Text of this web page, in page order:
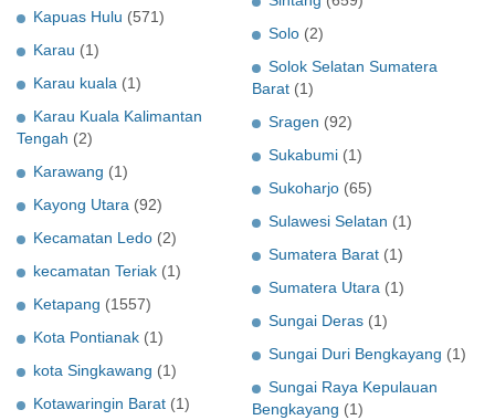
Kapuas Hulu (571)
Karau (1)
Karau kuala (1)
Karau Kuala Kalimantan
Tengah (2)
Karawang (1)
Kayong Utara (92)
Kecamatan Ledo (2)
kecamatan Teriak (1)
Ketapang (1557)
Kota Pontianak (1)
kota Singkawang (1)
Kotawaringin Barat (1)
Solo (2)
Solok Selatan Sumatera
Barat (1)
Sragen (92)
Sukabumi (1)
Sukoharjo (65)
Sulawesi Selatan (1)
Sumatera Barat (1)
Sumatera Utara (1)
Sungai Deras (1)
Sungai Duri Bengkayang (1)
Sungai Raya Kepulauan
Bengkayang (1)